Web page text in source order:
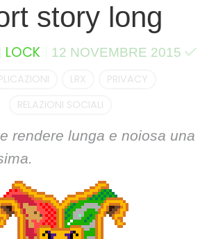
story long
LOCK 12 NOVEMBRE 2015
LRX
PRIVACY
RELAZIONI SOCIALI
rendere lunga e noiosa una